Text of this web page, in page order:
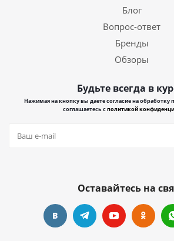
Блог
Вопрос-ответ
Бренды
Обзоры
Будьте всегда в
Нажимая на кнопку вы даете согласие на
соглашаетесь сполитикой
Оставайтесь на